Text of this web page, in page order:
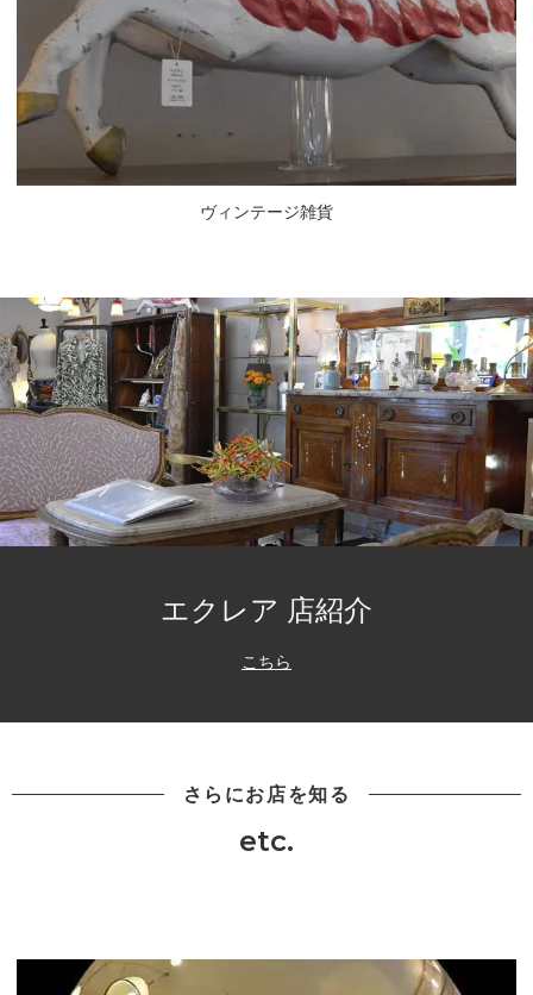
ヴィンテージ雑貨
エクレア 店紹介
こちら
さらにお店を知る
etc.